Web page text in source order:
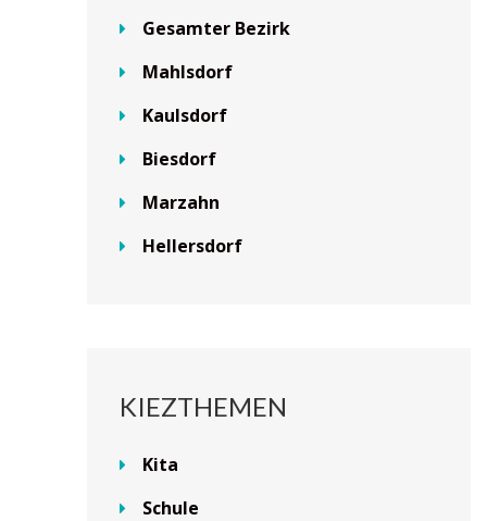
Gesamter Bezirk
Mahlsdorf
Kaulsdorf
Biesdorf
Marzahn
Hellersdorf
KIEZTHEMEN
Kita
Schule